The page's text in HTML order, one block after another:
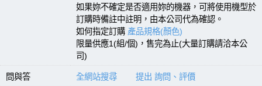
如果妳不確定是否適用妳的機器，可將使用機型於
訂購時備註中註明，由本公司代為確認。
如何指定訂購 產品規格(顏色)
限量供應1(組/個)，售完為止(大量訂購請洽本公
司)
問與答 全網站搜尋 提出 詢問、評價